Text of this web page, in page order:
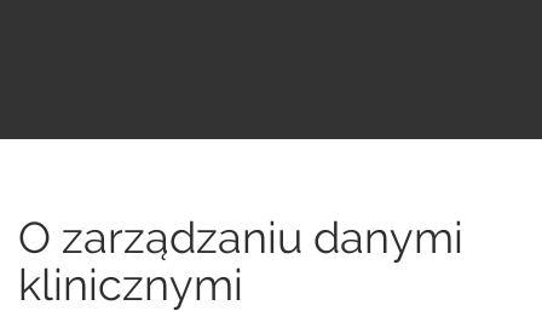
O zarządzaniu danymi
klinicznymi